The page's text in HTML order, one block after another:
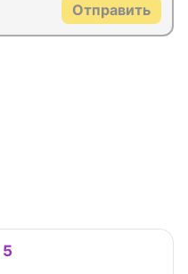
Отправить